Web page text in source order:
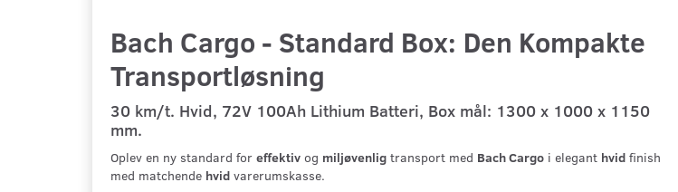
Bach Cargo - Standard Box: Den Kompakte
Transportløsning
30 km/t. Hvid, 72V 100Ah Lithium Batteri, Box mål: 1300 x 1000 x 1150
mm.
Oplev en ny standard for effektiv og miljøvenlig transport med Bach Cargo i elegant hvid finish
med matchende hvid varerumskasse.